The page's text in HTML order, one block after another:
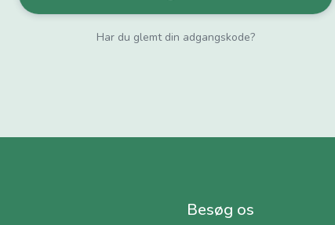
Har du glemt din adgangskode?
Besøg os